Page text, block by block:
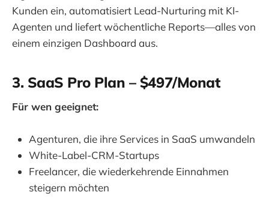
Kunden ein, automatisiert Lead-Nurturing mit KI-
Agenten und liefert wöchentliche Reports—alles von
einem einzigen Dashboard aus.
3. SaaS Pro Plan – $497/Monat
Für wen geeignet:
Agenturen, die ihre Services in SaaS umwandeln
White-Label-CRM-Startups
Freelancer, die wiederkehrende Einnahmen
steigern möchten